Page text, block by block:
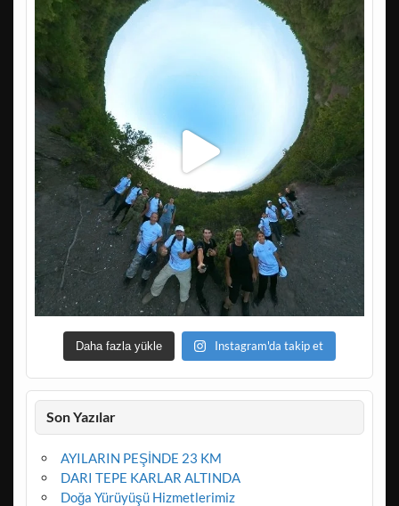
Daha fazla yükle Instagram'da takip et
Son Yazılar
AYILARIN PEŞİNDE 23 KM
DARI TEPE KARLAR ALTINDA
Doğa Yürüyüşü Hizmetlerimiz